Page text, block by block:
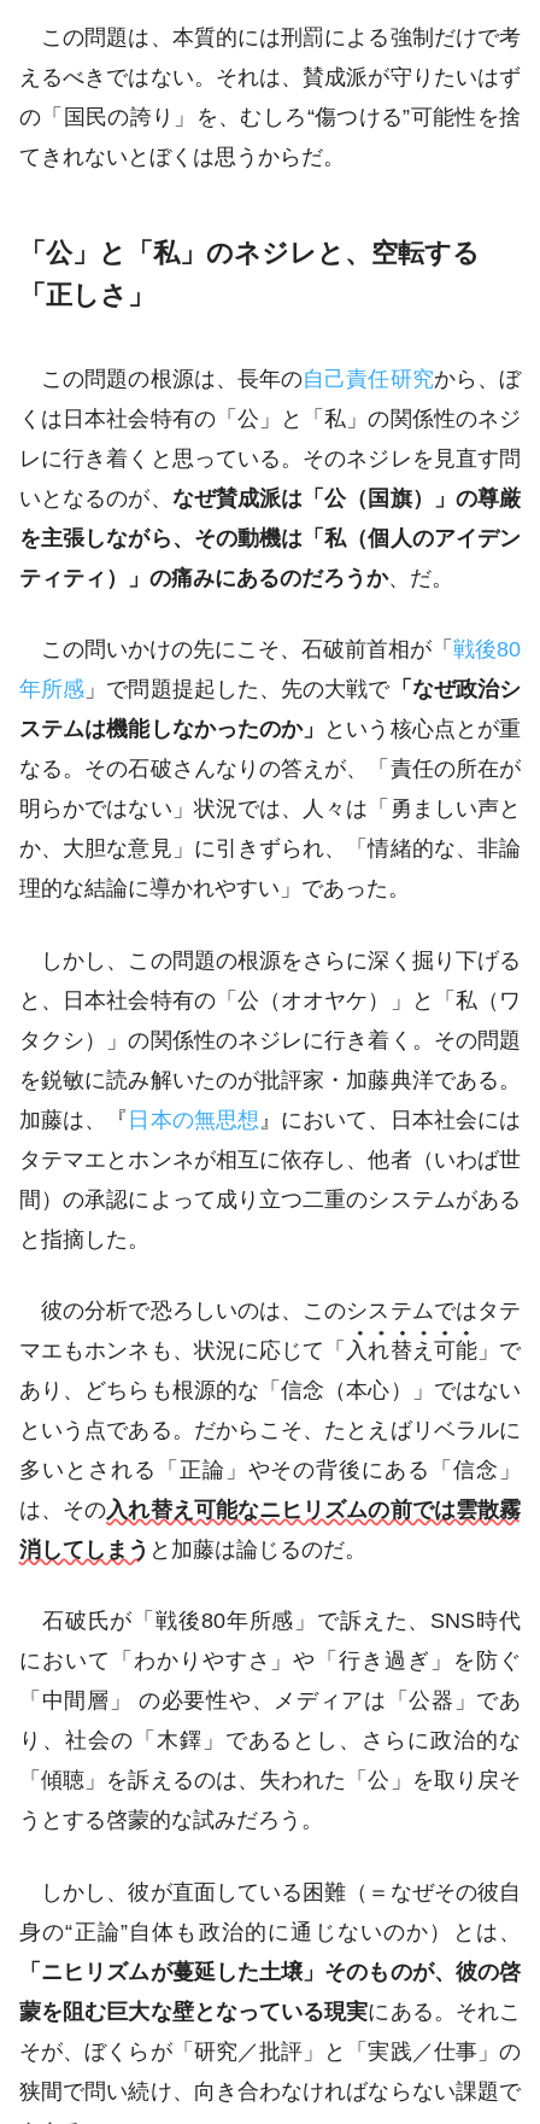
この問題は、本質的には刑罰による強制だけで考
えるべきではない。それは、賛成派が守りたいはず
の「国民の誇り」を、むしろ“傷つける”可能性を捨
てきれないとぼくは思うからだ。
「公」と「私」のネジレと、空転する
「正しさ」
この問題の根源は、長年の自己責任研究から、ぼ
くは日本社会特有の「公」と「私」の関係性のネジ
レに行き着くと思っている。そのネジレを見直す問
いとなるのが、 なぜ賛成派は「公（国旗）」の尊厳
を主張しながら、その動機は「私（個人のアイデン
ティティ）」の痛みにあるのだろうか、だ。
この問いかけの先にこそ、石破前首相が「 戦後80
年所感 」で問題提起した、先の大戦で「なぜ政治シ
ステムは機能しなかったのか」
という核心点とが重
なる。その石破さんなりの答えが、「責任の所在が
明らかではない」状況では、人々は「勇ましい声と
か、大胆な意見」に引きずられ、「情緒的な、非論
理的な結論に導かれやすい」であった。
しかし、この問題の根源をさらに深く掘り下げる
と、日本社会特有の「公（オオヤケ）」と「私（ワ
タクシ）」の関係性のネジレに行き着く。その問題
を鋭敏に読み解いたのが批評家・加藤典洋である。
加藤は、『 日本の無思想 』において、日本社会には
タテマエとホンネが相互に依存し、他者（いわば世
間）の承認によって成り立つ二重のシステムがある
と指摘した。
彼の分析で恐ろしいのは、このシステムではタテ
マエもホンネも、状況に応じて「 入れ替え可能」で
あり、どちらも根源的な「信念（本心）」ではない
という点である。だからこそ、たとえばリベラルに
多いとされる「正論」やその背後にある「信念」
は、その入れ替え可能なニヒリズムの前では雲散霧
消してしまう と加藤は論じるのだ。
石破氏が「戦後80年所感」で訴えた、SNS時代
において「わかりやすさ」や「行き過ぎ」を防ぐ
「中間層」 の必要性や、メディアは「公器」であ
り、社会の「木鐸」であるとし、さらに政治的な
「傾聴」を訴えるのは、失われた「公」を取り戻そ
うとする啓蒙的な試みだろう。
しかし、彼が直面している困難（＝なぜその彼自
身の“正論”自体も政治的に通じないのか）とは、
「ニヒリズムが蔓延した土壌」そのものが、彼の啓
蒙を阻む巨大な壁となっている現実にある。それこ
そが、ぼくらが「研究／批評」と「実践／仕事」の
狭間で問い続け、向き合わなければならない課題で